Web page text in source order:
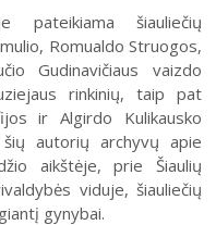
muziejus
sodyba-muziejus
muziejus
sodybos-muziejaus
ekspozicija
muziejaus ekspozicija
Šiauliuose
Vilniaus
Kaune
laidotuvės
pateikiama šiauliečių
Romualdo Struogos,
Gudinavičiaus vaizdo
rinkinių, taip pat
ir Algirdo Kulikausko
autorių archyvų apie
aikštėje, prie Šiaulių
viduje, šiauliečių
gynybai.